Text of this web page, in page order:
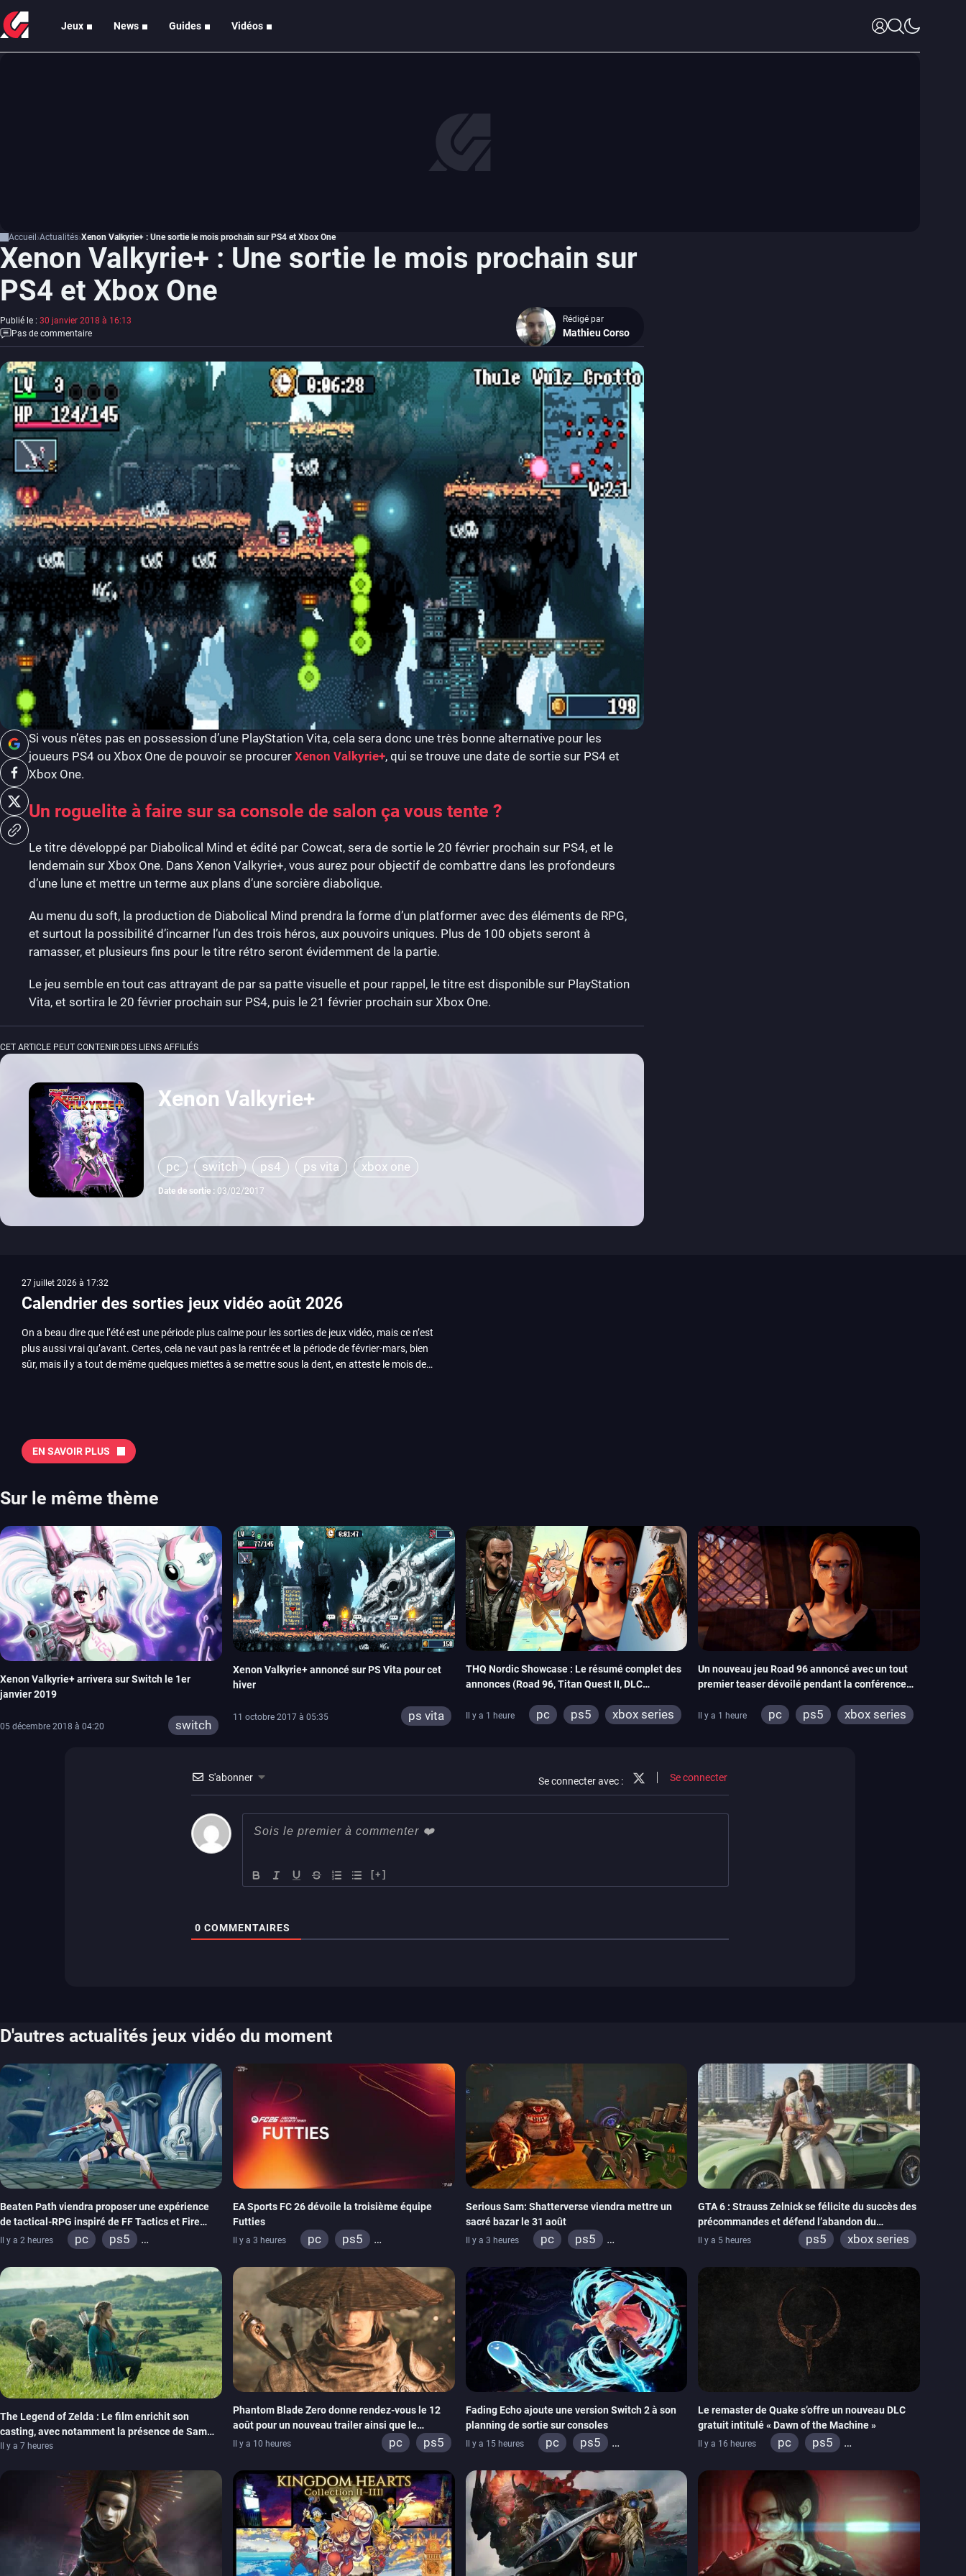
Jeux News Guides Vidéos
Accueil Actualités Xenon Valkyrie+ : Une sortie le mois prochain sur PS4 et Xbox One
Xenon Valkyrie+ : Une sortie le mois prochain sur
PS4 et Xbox One
Publié le : 30 janvier 2018 à 16:13
Pas de commentaire
Rédigé par
Mathieu Corso
Si vous n’êtes pas en possession d’une PlayStation Vita, cela sera donc une très bonne alternative pour les
joueurs PS4 ou Xbox One de pouvoir se procurer Xenon Valkyrie+, qui se trouve une date de sortie sur PS4 et
Xbox One.
Un roguelite à faire sur sa console de salon ça vous tente ?
Le titre développé par Diabolical Mind et édité par Cowcat, sera de sortie le 20 février prochain sur PS4, et le
lendemain sur Xbox One. Dans Xenon Valkyrie+, vous aurez pour objectif de combattre dans les profondeurs
d’une lune et mettre un terme aux plans d’une sorcière diabolique.
Au menu du soft, la production de Diabolical Mind prendra la forme d’un platformer avec des éléments de RPG,
et surtout la possibilité d’incarner l’un des trois héros, aux pouvoirs uniques. Plus de 100 objets seront à
ramasser, et plusieurs fins pour le titre rétro seront évidemment de la partie.
Le jeu semble en tout cas attrayant de par sa patte visuelle et pour rappel, le titre est disponible sur PlayStation
Vita, et sortira le 20 février prochain sur PS4, puis le 21 février prochain sur Xbox One.
CET ARTICLE PEUT CONTENIR DES LIENS AFFILIÉS
Xenon Valkyrie+
pc switch ps4 ps vita xbox one
Date de sortie : 03/02/2017
27 juillet 2026 à 17:32
Calendrier des sorties jeux vidéo août 2026
On a beau dire que l’été est une période plus calme pour les sorties de jeux vidéo, mais ce n’est
plus aussi vrai qu’avant. Certes, cela ne vaut pas la rentrée et la période de février-mars, bien
sûr, mais il y a tout de même quelques miettes à se mettre sous la dent, en atteste le mois de
Tokon ou encore Beast of Reincarnation, qui nous montre que Game Freak sait faire autre
chose d’ambitieux que Pokémon. On n’oubliera pas la période de Gamescom, avec Star Wars,
2026 Vous trouverez ici tous les jeux majeurs qui sortiront au mois de juin. Vous trouverez
aussi les jeux de ce mois dans notre page dédiée…
EN SAVOIR PLUS
Sur le même thème
Xenon Valkyrie+ arrivera sur Switch le 1er
janvier 2019
05 décembre 2018 à 04:20 switch
Xenon Valkyrie+ annoncé sur PS Vita pour cet
hiver
11 octobre 2017 à 05:35 ps vita
THQ Nordic Showcase : Le résumé complet des
annonces (Road 96, Titan Quest II, DLC
Il y a 1 heure pc ps5
xbox series
Un nouveau jeu Road 96 annoncé avec un tout
premier teaser dévoilé pendant la conférence
Il y a 1 heure pc ps5
xbox series
S'abonner Se connecter avec : Se connecter
[+]
0 COMMENTAIRES
D'autres actualités jeux vidéo du moment
Beaten Path viendra proposer une expérience
de tactical-RPG inspiré de FF Tactics et Fire
Emblem
Il y a 2 heures pc
ps5
EA Sports FC 26 dévoile la troisième équipe
Futties
Il y a 3 heures pc
ps5
ps4
xbox one
switch 2
Serious Sam: Shatterverse viendra mettre un
sacré bazar le 31 août
Il y a 3 heures pc
ps5
GTA 6 : Strauss Zelnick se félicite du succès des
précommandes et défend l’abandon du
physique
Il y a 5 heures ps5 xbox series
The Legend of Zelda : Le film enrichit son
casting, avec notamment la présence de Sam
Neill
Il y a 7 heures
Phantom Blade Zero donne rendez-vous le 12
août pour un nouveau trailer ainsi que le
lancement des précommandes
Il y a 10 heures pc ps5
Fading Echo ajoute une version Switch 2 à son
planning de sortie sur consoles
Il y a 15 heures pc
ps5
Le remaster de Quake s’offre un nouveau DLC
gratuit intitulé « Dawn of the Machine »
Il y a 16 heures pc
ps5
xbox one
nintendo 64